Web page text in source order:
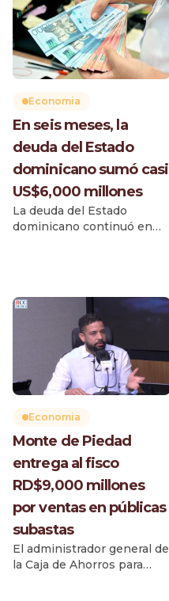
Economia
En seis meses, la
deuda del Estado
dominicano sumó casi
US$6,000 millones
La deuda del Estado
dominicano continuó en
casi 6,000 millones de
dólares, principalmente a
través del mercado interno,
cuya tasa de
financiamiento muestra un
ligero aumento con
pasado. Entre enero y junio
de este año,
el endeudamiento del
sector […]
Economia
Monte de Piedad
entrega al fisco
RD$9,000 millones
por ventas en públicas
subastas
El administrador general de
la Caja de Ahorros para